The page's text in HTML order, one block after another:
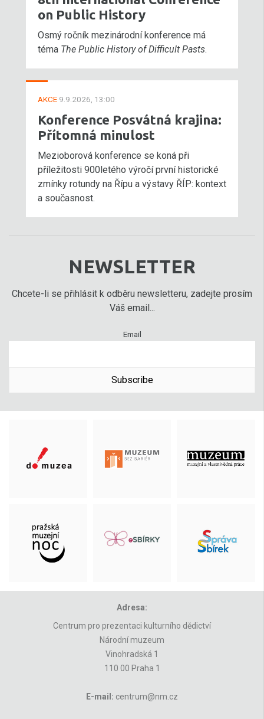
on Public History
Osmý ročník mezinárodní konference má
téma The Public History of Difficult Pasts.
AKCE 9.9.2026, 13:00
Konference Posvátná krajina:
Přítomná minulost
Mezioborová konference se koná při
příležitosti 900letého výročí první historické
zmínky rotundy na Řípu a výstavy ŘÍP: kontext
a současnost.
NEWSLETTER
Chcete-li se přihlásit k odběru newsletteru, zadejte prosím
Váš email...
Email
Subscribe
Adresa:
Centrum pro prezentaci kulturního dědictví
Národní muzeum
Vinohradská 1
110 00 Praha 1
E-mail: centrum@nm.cz